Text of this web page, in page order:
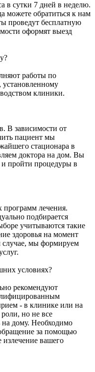
в сутки 7 дней в неделю.
можете обратиться к нам
проведут бесплатную
оформят выезд
работы по
установленному
клиники.
В зависимости от
пациент мы
стационара в
доктора на дом. Вы
и пройти процедуры в
программ лечения.
подбирается
учитываются такие
здоровья на момент
мы формируем
условиях?
рекомендуют
- в клинике или на
но не все
дому. Необходимо
за помощью
вашего